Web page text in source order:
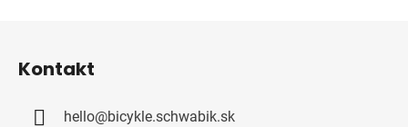
Kontakt
hello@bicykle.schwabik.sk